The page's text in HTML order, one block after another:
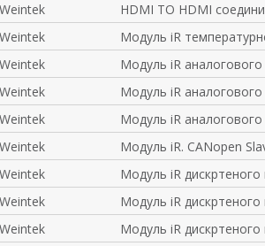
Weintek HDMI TO HDMI
Weintek Модуль iR
Weintek Модуль iR аналогового
Weintek Модуль iR аналогового
Weintek Модуль iR аналогового
Weintek Модуль iR. CANopen
Weintek Модуль iR дискртеного
Weintek Модуль iR дискртеного
Weintek Модуль iR дискртеного